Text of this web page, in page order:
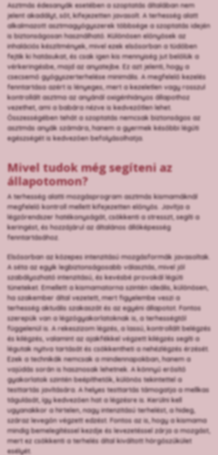
Asztmás édesanyák esetében a szoptatás általában nem
jelent akadályt, sőt, kifejezetten javasolt. A terhesség alatt
alkalmazott asztmagyógyszerek többsége a szoptatás idején
is biztonságosan használható. Különösen előnyösek az
inhalációs készítmények, mivel ezek elsősorban a tüdőben
fejtik ki hatásukat, és csak igen kis mennyiség jut belőlük a
vérkeringésbe, majd az anyatejbe. Ez azt jelenti, hogy a
csecsemő gyógyszerterhelése minimális. A megfelelő kezelés
fenntartása azért is lényeges, mert a kezeletlen vagy rosszul
kontrollált asztma az anyánál oxigénhiányos állapothoz
vezethet, ami a babára nézve is kedvezőtlen lehet.
Összességében tehát a szoptatás nemcsak biztonságos az
asztmás anyák számára, hanem a gyermek későbbi légúti
egészségét is kedvezően befolyásolhatja.
Mivel tudok még segíteni az
állapotomon?
A terhesség alatti mozgásprogram asztmás kismamáknál
megfelelő kontroll mellett kifejezetten előnyös. Javítja a
légzőrendszer hatékonyságát, csökkenti a stresszt, segíti a
keringést, és hozzájárul az általános állóképesség
fenntartásához.
Elsősorban az közepes intenzitású mozgásformák javasoltak.
A séta az egyik legbiztonságosabb választás, mivel jól
szabályozható intenzitású, és kevésbé provokál légúti
tüneteket. Emellett a kismamatorna szintén ideális, különösen,
ha szakember által vezetett, mert figyelembe veszi a
terhesség aktuális szakaszát és az egyéni állapotot. Fontos
szerepük van a légzőgyakorlatoknak is, a terhességtől
függelenül is. A rekeszizom légzés, a lassú, kontrollált belégzés
és kilégzés, valamint az ajakfékkel végzett kilégzés segíti a
légutak nyitva tartását és csökkentheti a nehézlégzés érzését.
Ezek a technikák nemcsak a mindennapokban, hanem a
vajúdás során is hasznosak lehetnek. A könnyű erősítő
gyakorlatok szintén beépíthetők, különös tekintettel a
testtartás javítására. A helyes testtartás támogatja a mellkas
tágulását, így kedvezően hat a légzésre is. Kerülni kell
ugyanakkor a hirtelen, nagy intenzitású terhelést, a hideg,
száraz levegőn végzett edzést. Fontos az is, hogy a kismama
mindig bemelegítéssel kezdje és levezetéssel zárja a mozgást,
mert ez csökkenti a terhelés által kiváltott hörgőszűkület
esélyét.